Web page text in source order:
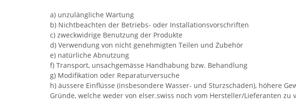
a) unzulängliche Wartung
b) Nichtbeachten der Betriebs- oder Installationsvorschriften
c) zweckwidrige Benutzung der Produkte
d) Verwendung von nicht genehmigten Teilen und Zubehör
e) natürliche Abnutzung
f) Transport, unsachgemässe Handhabung bzw. Behandlung
g) Modifikation oder Reparaturversuche
h) äussere Einflüsse (insbesondere Wasser- und Sturzschäden), höhere
Gründe, welche weder von elser.swiss noch vom Hersteller/Lieferanten zu